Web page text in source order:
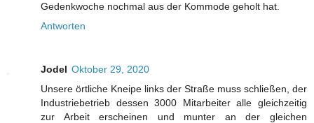
Gedenkwoche nochmal aus der Kommode geholt hat.
Antworten
Jodel Oktober 29, 2020
Unsere örtliche Kneipe links der Straße muss schließen, der
Industriebetrieb dessen 3000 Mitarbeiter alle gleichzeitig
zur Arbeit erscheinen und munter an der gleichen